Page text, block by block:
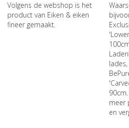
Volgens de webshop is het
product van Eiken & eiken
fineer gemaakt.
90cm
meer
en